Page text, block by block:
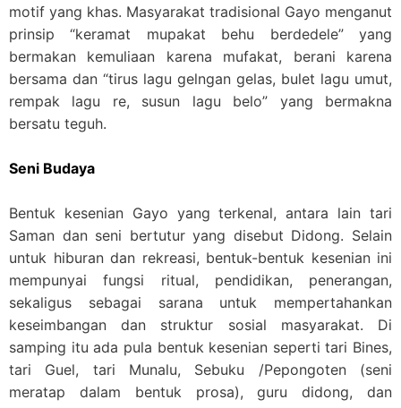
motif yang khas. Masyarakat tradisional Gayo menganut
prinsip “keramat mupakat behu berdedele” yang
bermakan kemuliaan karena mufakat, berani karena
bersama dan “tirus lagu gelngan gelas, bulet lagu umut,
rempak lagu re, susun lagu belo” yang bermakna
bersatu teguh.
Seni Budaya
Bentuk kesenian Gayo yang terkenal, antara lain tari
Saman dan seni bertutur yang disebut Didong. Selain
untuk hiburan dan rekreasi, bentuk-bentuk kesenian ini
mempunyai fungsi ritual, pendidikan, penerangan,
sekaligus sebagai sarana untuk mempertahankan
keseimbangan dan struktur sosial masyarakat. Di
samping itu ada pula bentuk kesenian seperti tari Bines,
tari Guel, tari Munalu, Sebuku /Pepongoten (seni
meratap dalam bentuk prosa), guru didong, dan